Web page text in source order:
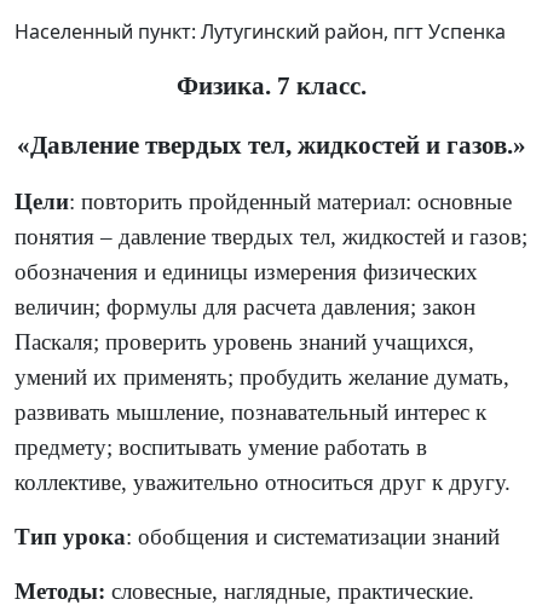
Населенный пункт: Лутугинский район, пгт Успенка
Физика. 7 класс.
«Давление твердых тел, жидкостей и газов.»
Цели: повторить пройденный материал: основные
понятия – давление твердых тел, жидкостей и газов;
обозначения и единицы измерения физических
величин; формулы для расчета давления; закон
Паскаля; проверить уровень знаний учащихся,
умений их применять; пробудить желание думать,
развивать мышление, познавательный интерес к
предмету; воспитывать умение работать в
коллективе, уважительно относиться друг к другу.
Тип урока: обобщения и систематизации знаний
Методы: словесные, наглядные, практические.